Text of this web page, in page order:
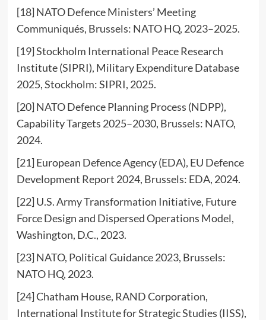
[18] NATO Defence Ministers’ Meeting
Communiqués, Brussels: NATO HQ, 2023–2025.
[19] Stockholm International Peace Research
Institute (SIPRI), Military Expenditure Database
2025, Stockholm: SIPRI, 2025.
[20] NATO Defence Planning Process (NDPP),
Capability Targets 2025–2030, Brussels: NATO,
2024.
[21] European Defence Agency (EDA), EU Defence
Development Report 2024, Brussels: EDA, 2024.
[22] U.S. Army Transformation Initiative, Future
Force Design and Dispersed Operations Model,
Washington, D.C., 2023.
[23] NATO, Political Guidance 2023, Brussels:
NATO HQ, 2023.
[24] Chatham House, RAND Corporation,
International Institute for Strategic Studies (IISS),